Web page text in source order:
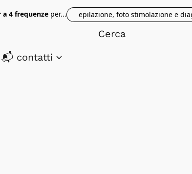
a 4 frequenze per... epilazione, foto stimolazione e
📬 contatti